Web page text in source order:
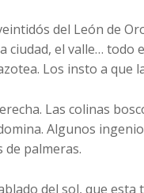
del León de
ciudad, el valle… todo
Los insto a que
Las colinas
Algunos
palmeras.
del sol, que